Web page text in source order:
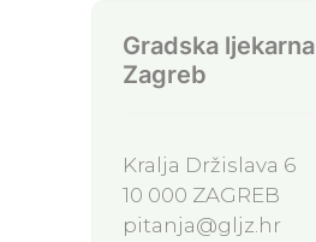
Gradska ljekarna
Zagreb
Kralja Držislava 6
10 000 ZAGREB
pitanja@gljz.hr